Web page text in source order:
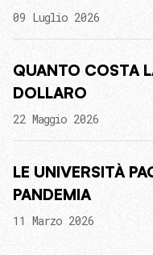
09 Luglio 2026
QUANTO COSTA
DOLLARO
22 Maggio 2026
LE UNIVERSITÀ
PANDEMIA
11 Marzo 2026